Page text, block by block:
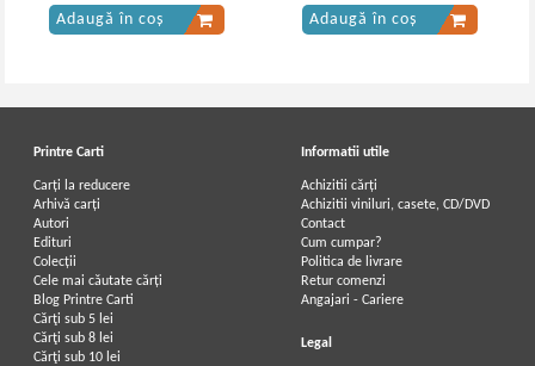
Adaugă în coș Adaugă în coș
Printre Carti
Carți la reducere
Arhivă carți
Autori
Edituri
Colecții
Cele mai căutate cărți
Blog Printre Carti
Cărţi sub 5 lei
Cărţi sub 8 lei
Cărţi sub 10 lei
Informatii utile
Achizitii cărți
Achizitii viniluri, casete, CD/DVD
Contact
Cum cumpar?
Politica de livrare
Retur comenzi
Angajari - Cariere
Legal